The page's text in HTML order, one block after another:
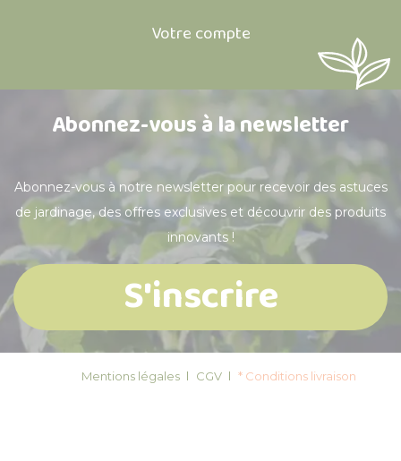
Votre compte
Abonnez-vous à la newsletter
Abonnez-vous à notre newsletter pour recevoir des astuces
de jardinage, des offres exclusives et découvrir des produits
innovants !
S'inscrire
Mentions légales CGV * Conditions livraison